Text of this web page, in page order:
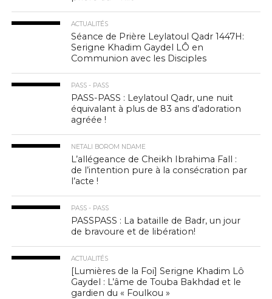
ACTUALITÉS
Séance de Prière Leylatoul Qadr 1447H:
Serigne Khadim Gaydel LÔ en
Communion avec les Disciples
PASS - PASS
PASS-PASS : Leylatoul Qadr, une nuit
équivalant à plus de 83 ans d’adoration
agréée !
NETALI BOROM NDAME
L’allégeance de Cheikh Ibrahima Fall :
de l’intention pure à la consécration par
l’acte !
PASS - PASS
PASSPASS : La bataille de Badr, un jour
de bravoure et de libération!
ACTUALITÉS
[Lumières de la Foi] Serigne Khadim Lô
Gaydel : L’âme de Touba Bakhdad et le
gardien du « Foulkou »